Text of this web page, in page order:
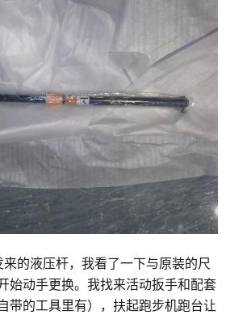
的液压杆，我看了一下与原装的尺
始动手更换。我找来活动扳手和配套
带的工具里有），扶起跑步机跑台让